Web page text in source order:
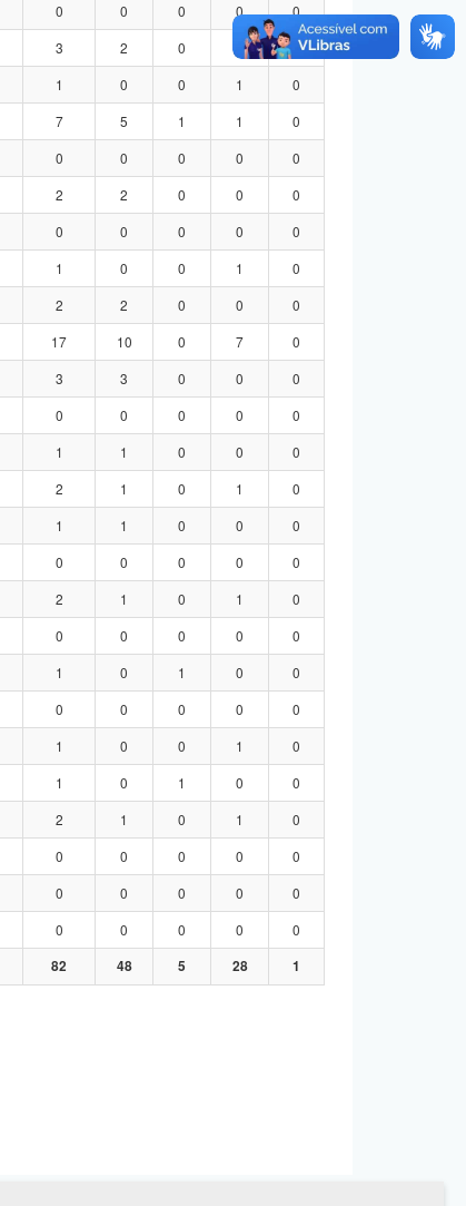
0 0 0 0
0
3 2 0
0
1 0 0 1
0
7 5 1 1
0
0 0 0 0
0
2 2 0 0
0
0 0 0 0
0
1 0 0 1
0
2 2 0 0
0
17 10 0 7
0
3 3 0 0
0
0 0 0 0
0
1 1 0 0
0
2 1 0 1
0
1 1 0 0
0
0 0 0 0
0
2 1 0 1
0
0 0 0 0
0
1 0 1 0
0
0 0 0 0
0
1 0 0 1
0
1 0 1 0
0
2 1 0 1
0
0 0 0 0
0
0 0 0 0
0
0 0 0 0
0
82 48 5 28 1